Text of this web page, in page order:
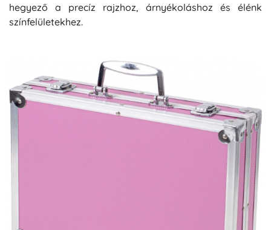
hegyező a precíz rajzhoz, árnyékoláshoz és élénk
színfelületekhez.